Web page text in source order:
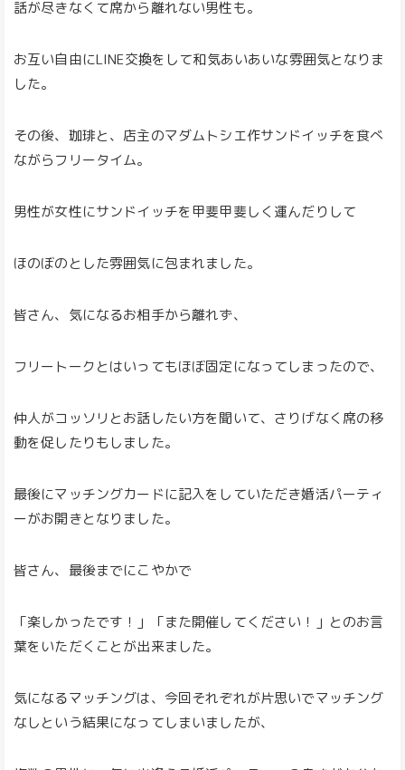
話が尽きなくて席から離れない男性も。
お互い自由にLINE交換をして和気あいあいな雰囲気となりま
した。
その後、珈琲と、店主のマダムトシエ作サンドイッチを食べ
ながらフリータイム。
男性が女性にサンドイッチを甲斐甲斐しく運んだりして
ほのぼのとした雰囲気に包まれました。
皆さん、気になるお相手から離れず、
フリートークとはいってもほぼ固定になってしまったので、
仲人がコッソリとお話したい方を聞いて、さりげなく席の移
動を促したりもしました。
最後にマッチングカードに記入をしていただき婚活パーティ
ーがお開きとなりました。
皆さん、最後までにこやかで
「楽しかったです！」「また開催してください！」とのお言
葉をいただくことが出来ました。
気になるマッチングは、今回それぞれが片思いでマッチング
なしという結果になってしまいましたが、